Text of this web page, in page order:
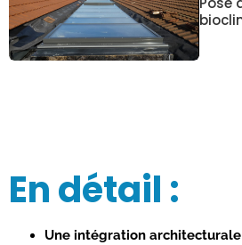
En détail :
Une intégration architecturale